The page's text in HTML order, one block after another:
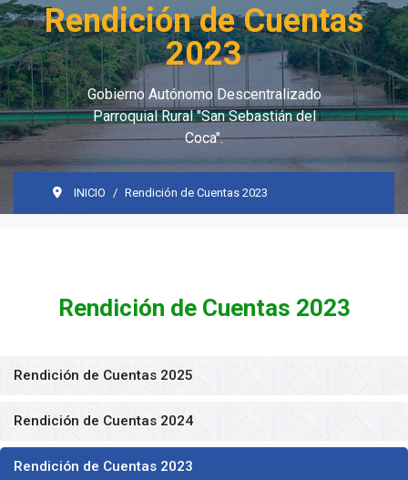
Rendición de Cuentas
2023
Gobierno Autónomo Descentralizado
Parroquial Rural "San Sebastián del
Coca".
INICIO Rendición de Cuentas 2023
Rendición de Cuentas 2023
Rendición de Cuentas 2025
Rendición de Cuentas 2024
Rendición de Cuentas 2023